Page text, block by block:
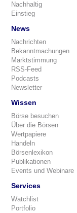
Nachhaltig
Einstieg
News
Nachrichten
Bekanntmachungen
Marktstimmung
RSS-Feed
Podcasts
Newsletter
Wissen
Börse besuchen
Über die Börsen
Wertpapiere
Handeln
Börsenlexikon
Publikationen
Events und Webinare
Services
Watchlist
Portfolio